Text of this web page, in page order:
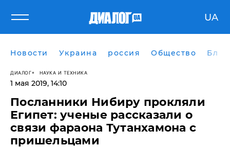
UA
Новости Украина россия Общество
ДИАЛОГ НАУКА И ТЕХНИКА
1 мая 2019, 14:10
Посланники Нибиру прокляли
Египет: ученые рассказали о
связи фараона Тутанхамона с
пришельцами